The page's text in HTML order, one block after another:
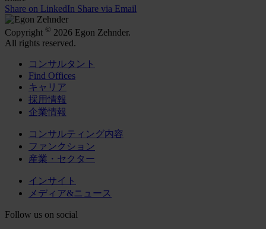
Share on LinkedIn Share via Email
Copyright © 2026 Egon Zehnder.
All rights reserved.
コンサルタント
Find Offices
キャリア
採用情報
企業情報
コンサルティング内容
ファンクション
産業・セクター
インサイト
メディア&ニュース
Follow us on social